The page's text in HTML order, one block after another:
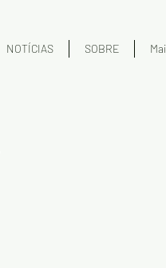
NOTÍCIAS SOBRE